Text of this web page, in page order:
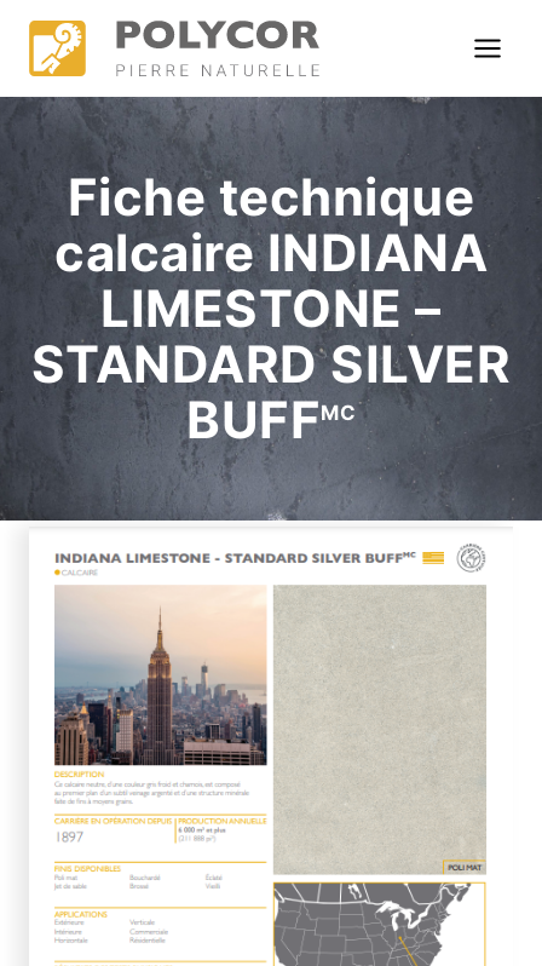
content
Fiche technique
calcaire INDIANA
LIMESTONE –
STANDARD SILVER
BUFFMC